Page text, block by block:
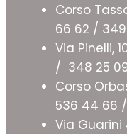
Corso
66 62 /
Via Pinelli,
/ 348 25
Corso
536 44 66
Via Guarini